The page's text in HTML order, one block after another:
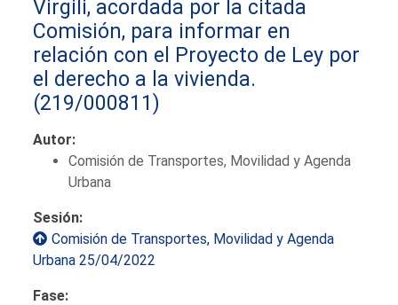
Virgili, acordada por la citada
Comisión, para informar en
relación con el Proyecto de Ley por
el derecho a la vivienda.
(219/000811)
Autor:
Comisión de Transportes, Movilidad y Agenda
Urbana
Sesión:
Comisión de Transportes, Movilidad y Agenda
Urbana 25/04/2022
Fase: